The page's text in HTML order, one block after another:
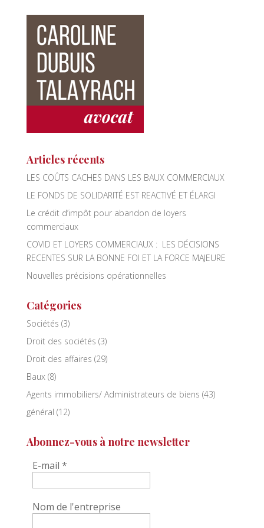
e
b
o
o
k
tt
er
k
e
dI
n
Articles récents
LES COÛTS CACHES DANS LES BAUX COMMERCIAUX
LE FONDS DE SOLIDARITÉ EST REACTIVÉ ET ÉLARGI
Le crédit d’impôt pour abandon de loyers
commerciaux
COVID ET LOYERS COMMERCIAUX : LES DÉCISIONS
RECENTES SUR LA BONNE FOI ET LA FORCE MAJEURE
Nouvelles précisions opérationnelles
Catégories
Sociétés (3)
Droit des sociétés (3)
Droit des affaires (29)
Baux(8)
Agents immobiliers/ Administrateurs de biens (43)
général (12)
Abonnez-vous à notre newsletter
E-mail *
Nom de l'entreprise